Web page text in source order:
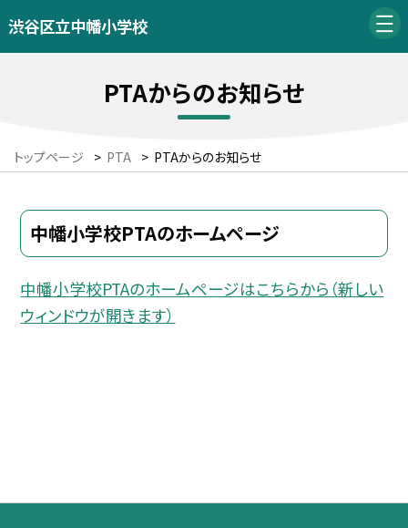
渋谷区立中幡小学校
PTAからのお知らせ
トップページ > PTA > PTAからのお知らせ
中幡小学校PTAのホームページ
中幡小学校PTAのホームページはこちらから（新しい
ウィンドウが開きます）